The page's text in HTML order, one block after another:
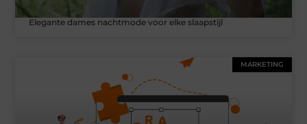
Elegante dames nachtmode voor elke slaapstijl
MARKETING